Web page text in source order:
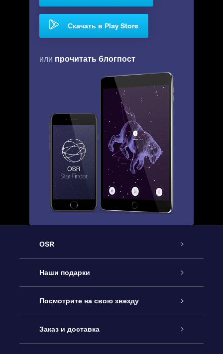
Скачать в Play Store
или прочитать блогпост
OSR
Обслуживание
Как с нами связаться
Блог
Наши подарки
Онлайн подарок Online Star Gift
Подарочный набор OSR
Посмотрите на свою звезду
Звездный реестр
Заказ и доставка